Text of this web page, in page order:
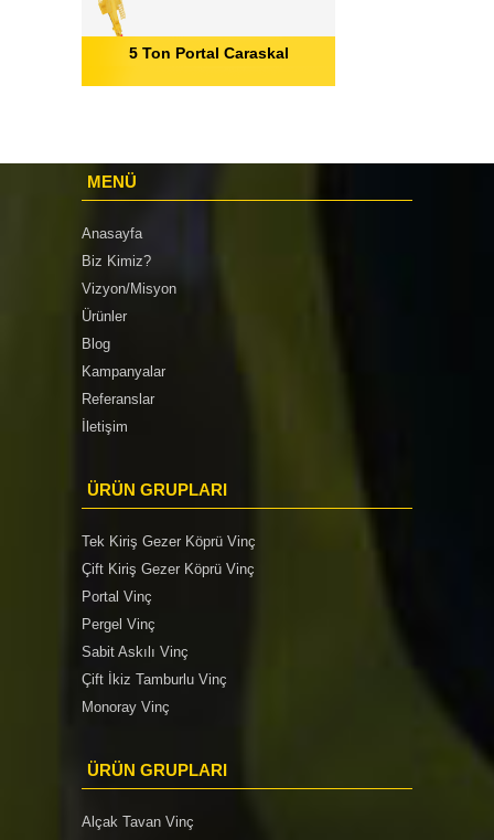
5 Ton Portal Caraskal
MENÜ
Anasayfa
Biz Kimiz?
Vizyon/Misyon
Ürünler
Blog
Kampanyalar
Referanslar
İletişim
ÜRÜN GRUPLARI
Tek Kiriş Gezer Köprü Vinç
Çift Kiriş Gezer Köprü Vinç
Portal Vinç
Pergel Vinç
Sabit Askılı Vinç
Çift İkiz Tamburlu Vinç
Monoray Vinç
ÜRÜN GRUPLARI
Alçak Tavan Vinç